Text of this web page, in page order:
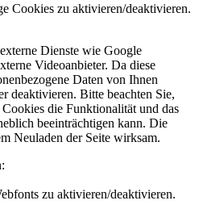
Cookies zu aktivieren/deaktivieren.
Dienste wie Google
Videoanbieter. Da diese
Daten von Ihnen
deaktivieren. Bitte beachten Sie,
die Funktionalität und das
beeinträchtigen kann. Die
Neuladen der Seite wirksam.
zu aktivieren/deaktivieren.